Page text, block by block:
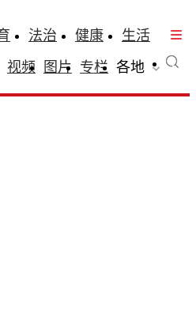
法治 健康
生活
视频 图片 专栏 各地